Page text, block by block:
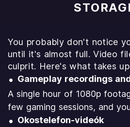
You probably don't notice
until it's almost full. Video
culprit. Here's what takes
Gameplay recordings
A single hour of 1080p
few gaming sessions, and
Okostelefon-videók